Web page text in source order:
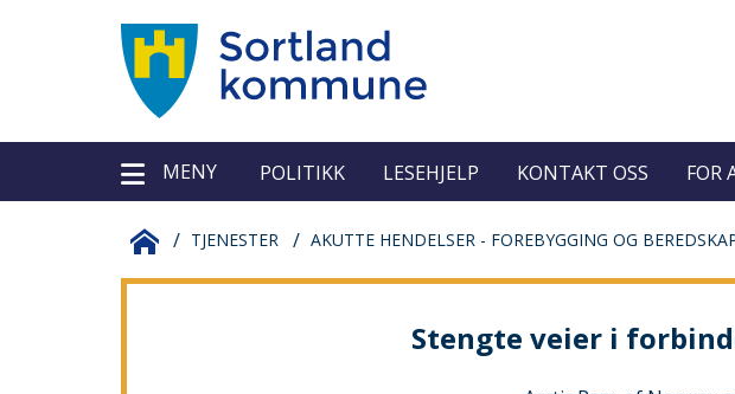
Sortland
kommune
MENY Verktøy
POLITIKK LESEHJELP KONTAKT OSS FOR
Du SORTLAND
TJENESTER AKUTTE HENDELSER - FOREBYGGING OG
Stengte veier i